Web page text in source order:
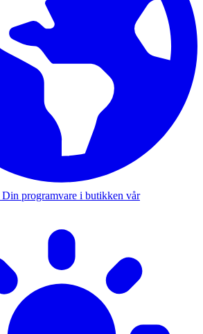
Din programvare i butikken vår